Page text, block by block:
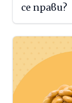
се прави?